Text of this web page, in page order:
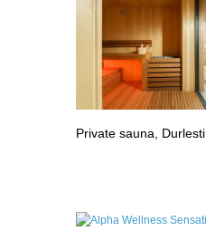
Private sauna, Durlesti